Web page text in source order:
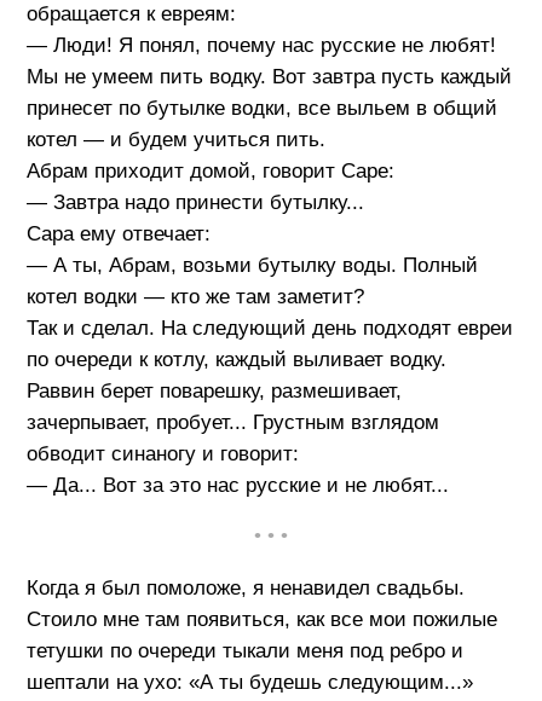
обращается к евреям:
— Люди! Я понял, почему нас русские не любят!
Мы не умеем пить водку. Вот завтра пусть каждый
принесет по бутылке водки, все выльем в общий
котел — и будем учиться пить.
Абрам приходит домой, говорит Саре:
— Завтра надо принести бутылку...
Сара ему отвечает:
— А ты, Абрам, возьми бутылку воды. Полный
котел водки — кто же там заметит?
Так и сделал. На следующий день подходят евреи
по очереди к котлу, каждый выливает водку.
Раввин берет поварешку, размешивает,
зачерпывает, пробует... Грустным взглядом
обводит синаногу и говорит:
— Да... Вот за это нас русские и не любят...
• • •
Когда я был помоложе, я ненавидел свадьбы.
Стоило мне там появиться, как все мои пожилые
тетушки по очереди тыкали меня под ребро и
шептали на ухо: «А ты будешь следующим...»